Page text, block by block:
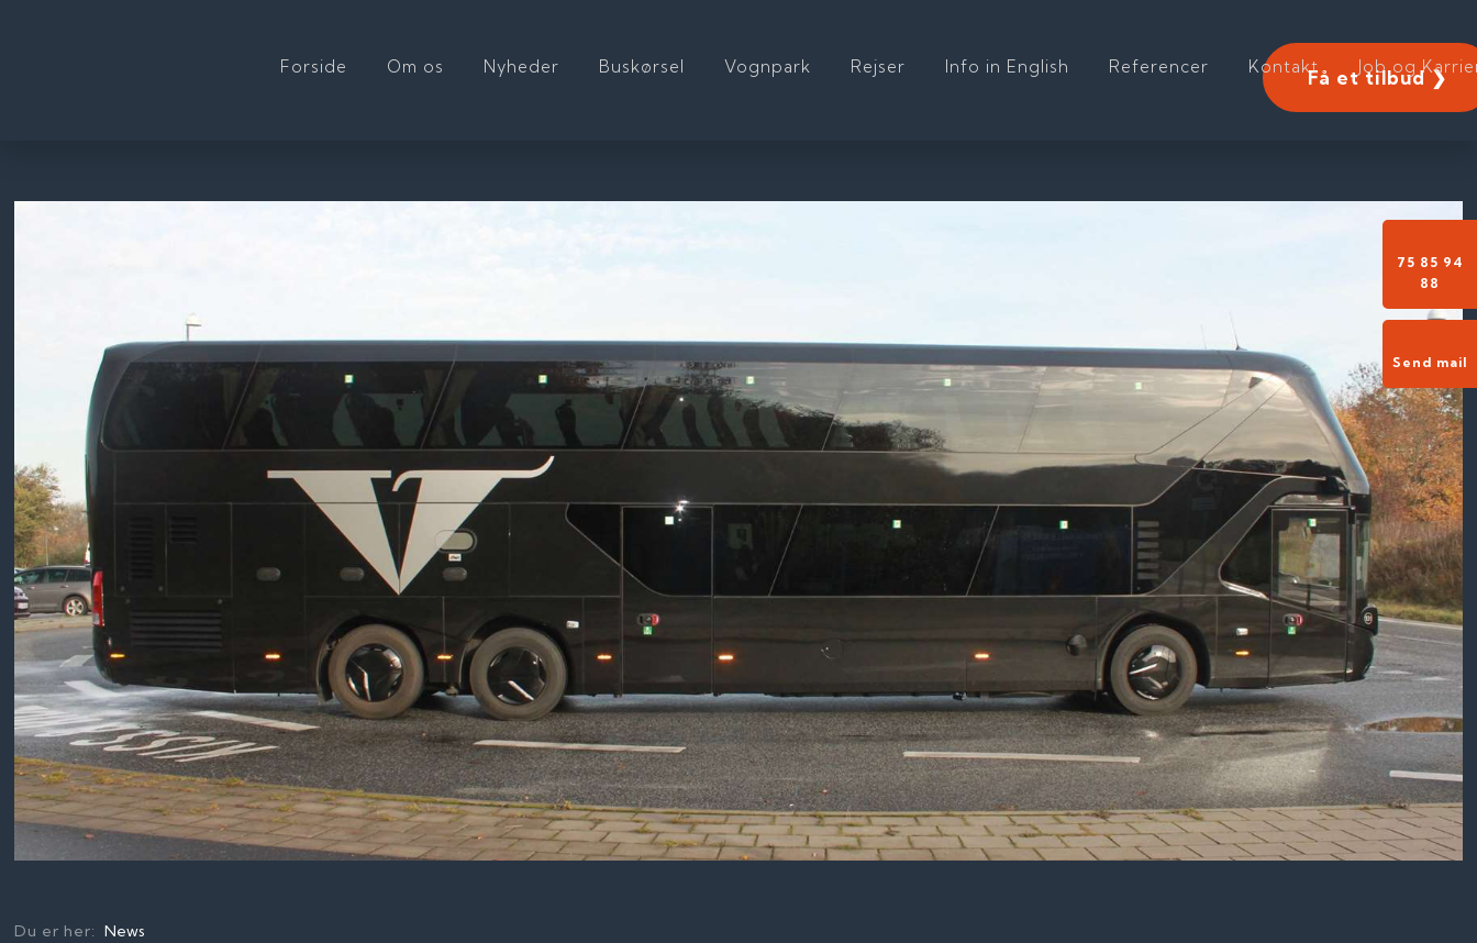
75 85 94
88​
Send mail
Forside Om os Nyheder Buskørsel Vognpark Rejser Info in English Referencer Kontakt Job og
Få et tilbud ❯
Du er her:News